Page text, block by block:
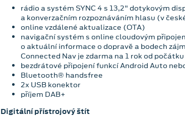
rádio a systém SYNC 4 s 13,2" dotykovým
a konverzačním rozpoznáváním hlasu (v
online vzdálené aktualizace (OTA)
navigační systém s online cloudovým
o aktuální informace o dopravě a bodech
Connected Nav je zdarma na 1 rok od
bezdrátové připojení funkcí Android Auto
Bluetooth® handsfree
2x USB konektor
příjem DAB+
Digitální přístrojový štít